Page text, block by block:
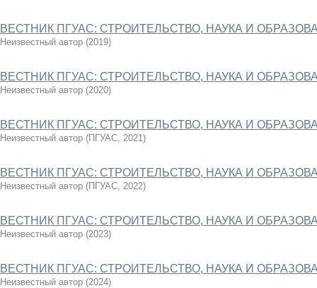
ВЕСТНИК ПГУАС: СТРОИТЕЛЬСТВО, НАУКА И
Неизвестный автор (2019)
ВЕСТНИК ПГУАС: СТРОИТЕЛЬСТВО, НАУКА И
Неизвестный автор (2020)
ВЕСТНИК ПГУАС: СТРОИТЕЛЬСТВО, НАУКА И
Неизвестный автор (ПГУАС, 2021)
ВЕСТНИК ПГУАС: СТРОИТЕЛЬСТВО, НАУКА И
Неизвестный автор (ПГУАС, 2022)
ВЕСТНИК ПГУАС: СТРОИТЕЛЬСТВО, НАУКА И
Неизвестный автор (2023)
ВЕСТНИК ПГУАС: СТРОИТЕЛЬСТВО, НАУКА И
Неизвестный автор (2024)